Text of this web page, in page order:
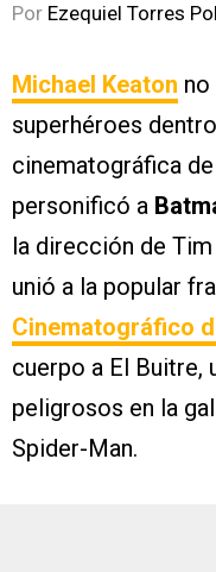
Por Ezequiel Torres
Michael Keaton no
superhéroes
cinematográfica
personificó a
la dirección de
unió a la popular
Cinematográfico
cuerpo a El Buitre,
peligrosos en la
Spider-Man.